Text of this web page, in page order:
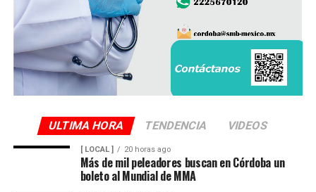
ULTIMA HORA TENDENCIA VIDEOS
[ LOCAL ] 20 horas ago
Más de mil peleadores buscan en Córdoba un
boleto al Mundial de MMA